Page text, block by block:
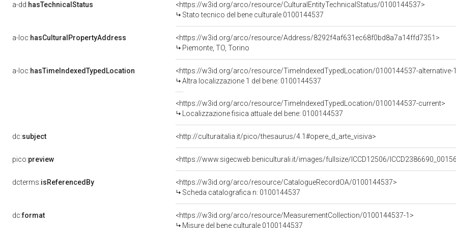
a-dd:hasTechnicalStatus
<https://w3id.org/arco/resource/CulturalEntityTechnicalStatus/0100144537>
Stato tecnico del bene culturale 0100144537
a-loc:hasCulturalPropertyAddress
<https://w3id.org/arco/resource/Address/8292f4af631ec68f0bd8a7a14ffd7351>
Piemonte, TO, Torino
a-loc:hasTimeIndexedTypedLocation
<https://w3id.org/arco/resource/TimeIndexedTypedLocation/0100144537-alternative-
Altra localizzazione 1 del bene: 0100144537
<https://w3id.org/arco/resource/TimeIndexedTypedLocation/0100144537-current>
Localizzazione fisica attuale del bene: 0100144537
dc:subject <http://culturaitalia.it/pico/thesaurus/4.1#opere_d_arte_visiva>
pico:preview <https://www.sigecweb.beniculturali.it/images/fullsize/ICCD12506/
dcterms:isReferencedBy
<https://w3id.org/arco/resource/CatalogueRecordOA/0100144537>
Scheda catalografica n: 0100144537
dc:format
<https://w3id.org/arco/resource/MeasurementCollection/0100144537-1>
Misure del bene culturale 0100144537